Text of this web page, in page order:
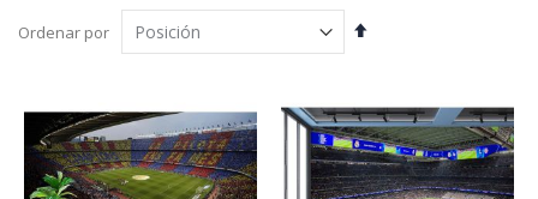
Ordenar por
Fijar